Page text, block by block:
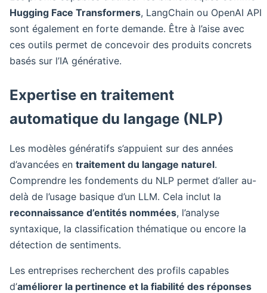
Hugging Face Transformers, LangChain ou OpenAI API
sont également en forte demande. Être à l’aise avec
ces outils permet de concevoir des produits concrets
basés sur l’IA générative.
Expertise en traitement
automatique du langage (NLP)
Les modèles génératifs s’appuient sur des années
d’avancées en traitement du langage naturel.
Comprendre les fondements du NLP permet d’aller au-
delà de l’usage basique d’un LLM. Cela inclut la
reconnaissance d’entités nommées, l’analyse
syntaxique, la classification thématique ou encore la
détection de sentiments.
Les entreprises recherchent des profils capables
d’améliorer la pertinence et la fiabilité des réponses